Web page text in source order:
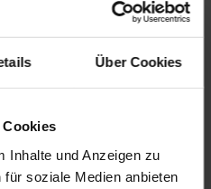
Über Cookies
Cookies
Inhalte und Anzeigen zu
soziale Medien anbieten
Terrassen-